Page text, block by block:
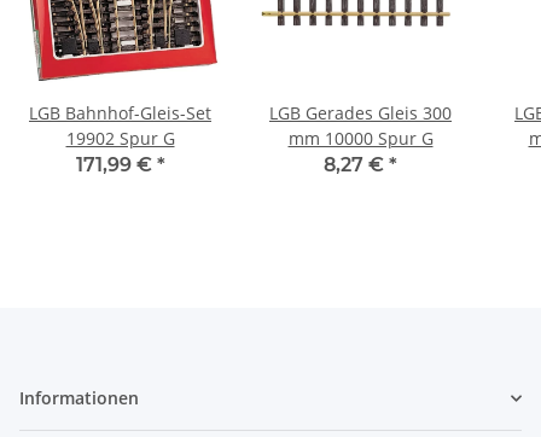
LGB Bahnhof-Gleis-Set
19902 Spur G
171,99 € *
LGB Gerades Gleis 300
mm 10000 Spur G
8,27 € *
Informationen